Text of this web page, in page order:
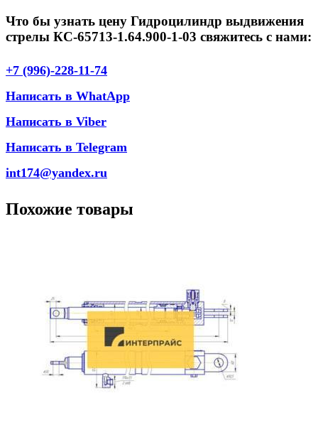
Что бы узнать цену Гидроцилиндр выдвижения
стрелы КС-65713-1.64.900-1-03 свяжитесь с нами:
+7 (996)-228-11-74
Написать в WhatApp
Написать в Viber
Написать в Telegram
int174@yandex.ru
Похожие товары